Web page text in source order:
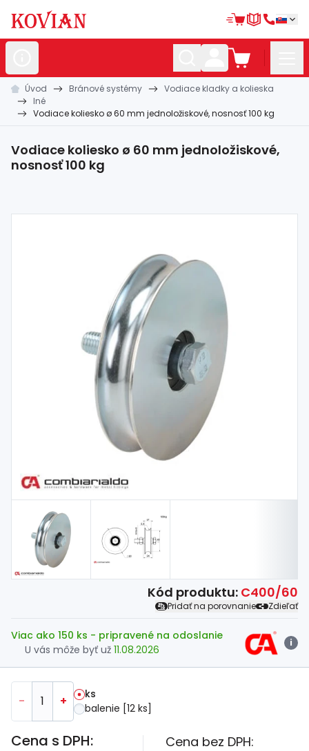
Nerezovépolotovary
Hliníkovépolotovary
Kovanépolotovary
madlá
materiál
Úvod Bránové systémy
Vodiace kladky a kolieska
Iné
Vodiace koliesko ø 60 mm jednoložiskové, nosnosť 100 kg
Vodiace koliesko ø 60 mm jednoložiskové,
nosnosť 100 kg
Kód produktu: C400/60
Pridať na porovnanie Zdieľať
Viac ako 150 ks - pripravené na odoslanie
U vás môže byť už 11.08.2026
i
- +
ks
balenie [12 ks]
Cena s DPH: Cena bez DPH: